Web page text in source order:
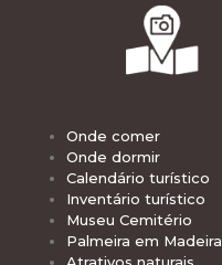
Onde comer
Onde dormir
Calendário turístico
Inventário turístico
Museu Cemitério
Palmeira em Madeira